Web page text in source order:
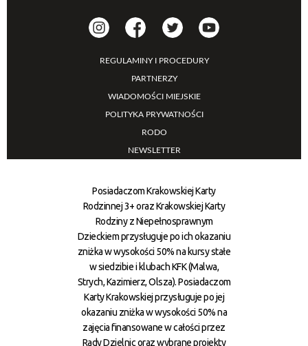
REGULAMINY I PROCEDURY
PARTNERZY
WIADOMOŚCI MIEJSKIE
POLITYKA PRYWATNOŚCI
RODO
NEWSLETTER
Posiadaczom Krakowskiej Karty
Rodzinnej 3+ oraz Krakowskiej Karty
Rodziny z Niepełnosprawnym
Dzieckiem przysługuje po ich okazaniu
zniżka w wysokości 50% na kursy stałe
w siedzibie i klubach KFK (Malwa,
Strych, Kazimierz, Olsza). Posiadaczom
Karty Krakowskiej przysługuje po jej
okazaniu zniżka w wysokości 50% na
zajęcia finansowane w całości przez
Rady Dzielnic oraz wybrane projekty